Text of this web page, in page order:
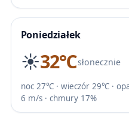
Poniedziałek
☀️32℃słonecznie
noc 27℃ · wieczór 29℃ ·
6 m/s · chmury 17%